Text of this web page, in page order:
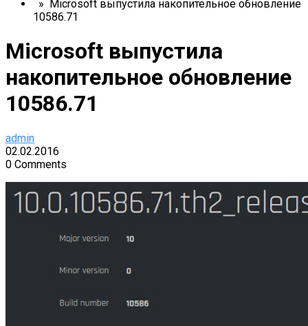
» Microsoft выпустила накопительное обновление
10586.71
Microsoft выпустила
накопительное обновление
10586.71
admin
02.02.2016
0 Comments